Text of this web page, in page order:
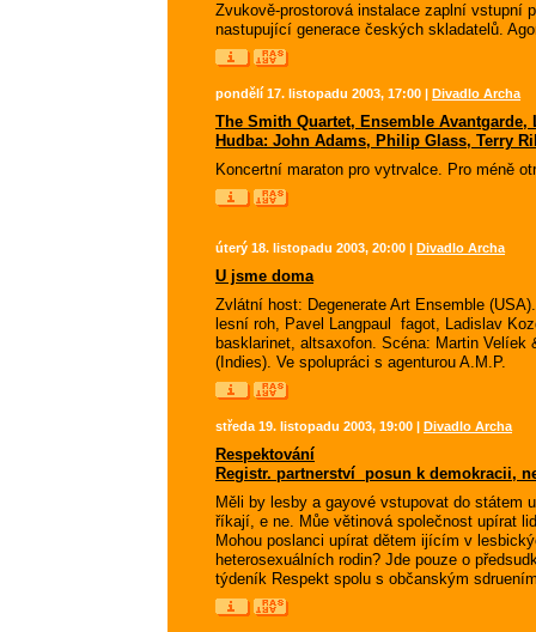
Zvukově-prostorová instalace zaplní vstupní
nastupující generace českých skladatelů.
pondělí 17. listopadu 2003, 17:00 | Divadlo Archa
The Smith Quartet, Ensemble Avantgarde,
Hudba: John Adams, Philip Glass, Terry
Koncertní maraton pro vytrvalce. Pro méně
úterý 18. listopadu 2003, 20:00 | Divadlo Archa
U jsme doma
Zvlátní host: Degenerate Art Ensemble
lesní roh, Pavel Langpaul  fagot, Ladislav
basklarinet, altsaxofon. Scéna: Martin
(Indies). Ve spolupráci s agenturou A.M.P.
středa 19. listopadu 2003, 19:00 | Divadlo Archa
Respektování
Registr. partnerství  posun k demokracii,
Měli by lesby a gayové vstupovat do státem
říkají, e ne. Můe větinová společnost upírat
Mohou poslanci upírat dětem ijícím v
heterosexuálních rodin? Jde pouze o
týdeník Respekt spolu s občanským